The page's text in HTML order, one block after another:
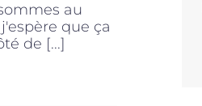
au
que ça
de [...]